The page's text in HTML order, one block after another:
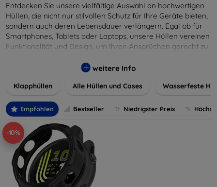
Entdecken Sie unsere vielfältige Auswahl an hochwertigen
Hüllen, die nicht nur stilvollen Schutz für Ihre Geräte bieten,
sondern auch deren Lebensdauer verlängern. Egal ob für
Smartphones, Tablets oder Laptops, unsere Hüllen vereinen
Funktionalität und Design, um Ihren Ansprüchen gerecht zu
Farben, um Ihren persönlichen Stil perfekt zu
weitere Info
Klapphüllen Alle Hüllen und Cases Wasserfeste
Empfohlen Bestseller Niedrigster Preis
-10%